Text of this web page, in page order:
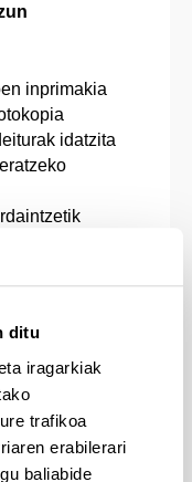
ditu
iragarkiak
trafikoa
erabilerari
baliabide
inprimakia
idatzita
arabera
edo
Aginduak
arabera).
edo